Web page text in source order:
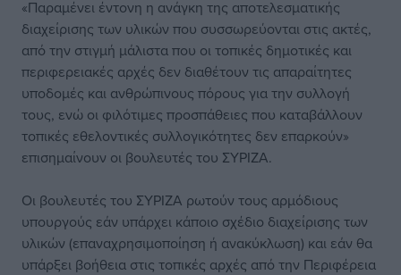
«Παραμένει έντονη η ανάγκη της αποτελεσματικής
διαχείρισης των υλικών που συσσωρεύονται στις ακτές,
από την στιγμή μάλιστα που οι τοπικές δημοτικές και
περιφερειακές αρχές δεν διαθέτουν τις απαραίτητες
υποδομές και ανθρώπινους πόρους για την συλλογή
τους, ενώ οι φιλότιμες προσπάθειες που καταβάλλουν
τοπικές εθελοντικές συλλογικότητες δεν επαρκούν»
επισημαίνουν οι βουλευτές του ΣΥΡΙΖΑ.
Οι βουλευτές του ΣΥΡΙΖΑ ρωτούν τους αρμόδιους
υπουργούς εάν υπάρχει κάποιο σχέδιο διαχείρισης των
υλικών (επαναχρησιμοποίηση ή ανακύκλωση) και εάν θα
υπάρξει βοήθεια στις τοπικές αρχές από την Περιφέρεια